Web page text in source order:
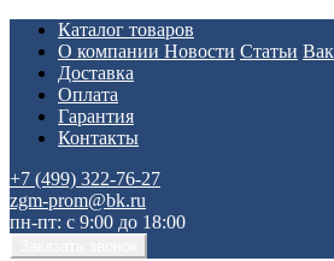
Каталог товаров
О компании Новости Статьи
Доставка
Оплата
Гарантия
Контакты
+7 (499) 322-76-27
zgm-prom@bk.ru
пн-пт: с 9:00 до 18:00